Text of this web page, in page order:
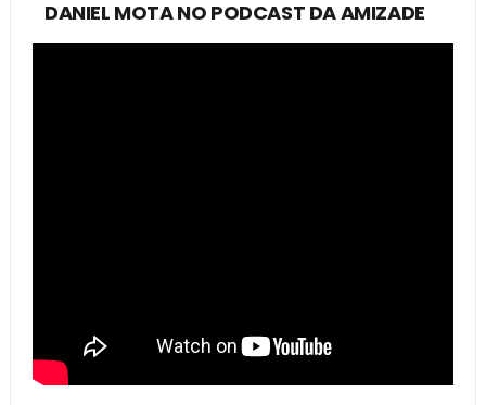
DANIEL MOTA NO PODCAST DA AMIZADE